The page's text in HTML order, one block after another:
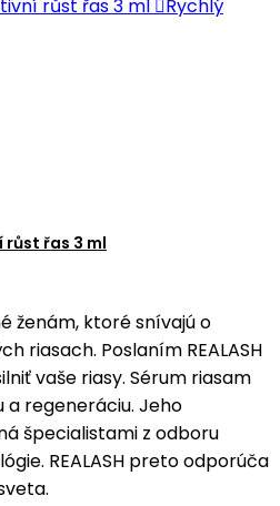
Rychlý
růst řas 3 ml
ženám, ktoré snívajú o
riasach. Poslaním REALASH
vaše riasy. Sérum riasam
a regeneráciu. Jeho
špecialistami z odboru
REALASH preto odporúča